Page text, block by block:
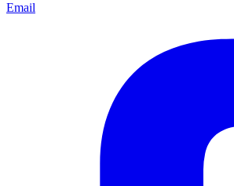
Email